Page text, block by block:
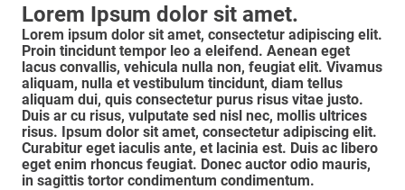
Lorem Ipsum dolor sit amet.
Lorem ipsum dolor sit amet, consectetur adipiscing elit.
Proin tincidunt tempor leo a eleifend. Aenean eget
lacus convallis, vehicula nulla non, feugiat elit. Vivamus
aliquam, nulla et vestibulum tincidunt, diam tellus
aliquam dui, quis consectetur purus risus vitae justo.
Duis ar cu risus, vulputate sed nisl nec, mollis ultrices
risus. Ipsum dolor sit amet, consectetur adipiscing elit.
Curabitur eget iaculis ante, et lacinia est. Duis ac libero
eget enim rhoncus feugiat. Donec auctor odio mauris,
in sagittis tortor condimentum condimentum.